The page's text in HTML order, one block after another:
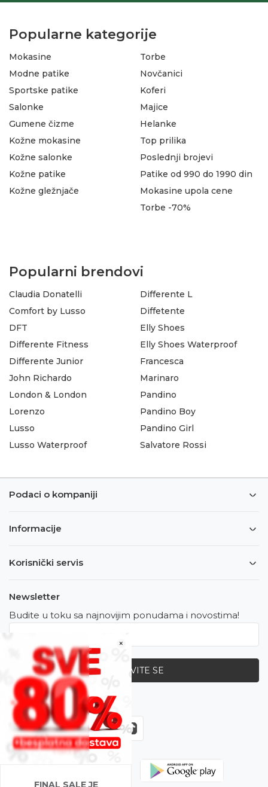
×
FINAL SALE JE
Popularne kategorije
Mokasine
Modne patike
Sportske patike
Salonke
Gumene čizme
Torbe
Novčanici
Koferi
Majice
Helanke
Kožne mokasine
Kožne salonke
Kožne patike
Kožne gležnjače
Top prilika
Poslednji brojevi
Patike od 990 do 1990 din
Mokasine upola cene
Torbe -70%
Popularni brendovi
Claudia Donatelli
Comfort by Lusso
DFT
Differente Fitness
Differente Junior
Differente L
Diffetente
Elly Shoes
Elly Shoes Waterproof
Francesca
John Richardo
London & London
Lorenzo
Lusso
Lusso Waterproof
Marinaro
Pandino
Pandino Boy
Pandino Girl
Salvatore Rossi
Podaci o kompaniji
Informacije
Korisnički servis
Newsletter
Budite u toku sa najnovijim ponudama i novostima!
PRIJAVITE SE
Zapratite nas